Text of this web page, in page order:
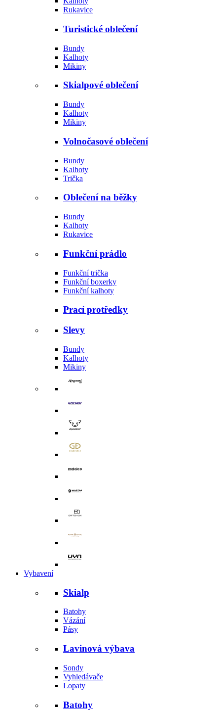
Rukavice
Turistické oblečení
Bundy
Kalhoty
Mikiny
Skialpové oblečení
Bundy
Kalhoty
Mikiny
Volnočasové oblečení
Bundy
Kalhoty
Trička
Oblečení na běžky
Bundy
Kalhoty
Rukavice
Funkční prádlo
Funkční trička
Funkční boxerky
Funkční kalhoty
Prací protředky
Slevy
Bundy
Kalhoty
Mikiny
Vybavení
Skialp
Batohy
Vázání
Pásy
Lavinová výbava
Sondy
Vyhledávače
Lopaty
Batohy